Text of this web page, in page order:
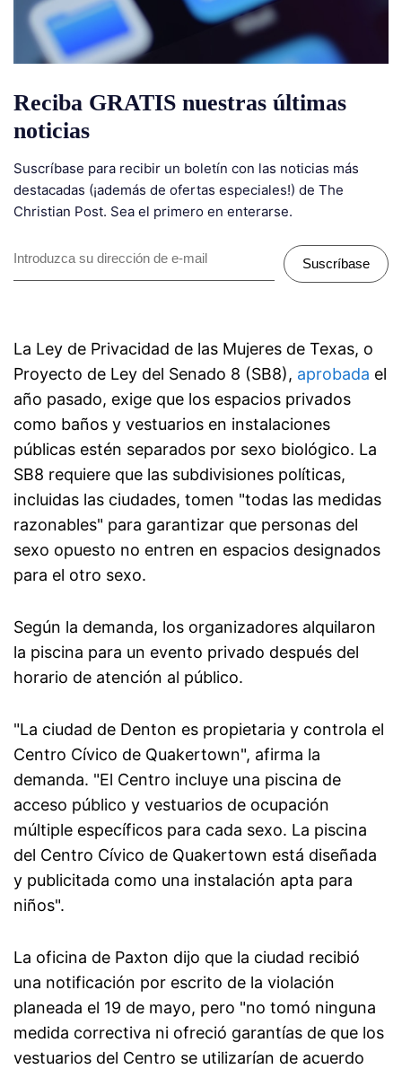
Reciba GRATIS nuestras últimas
noticias
Suscríbase para recibir un boletín con las noticias más
destacadas (¡además de ofertas especiales!) de The
Christian Post. Sea el primero en enterarse.
Suscríbase
La Ley de Privacidad de las Mujeres de Texas, o
Proyecto de Ley del Senado 8 (SB8), aprobada el
año pasado, exige que los espacios privados
como baños y vestuarios en instalaciones
públicas estén separados por sexo biológico. La
SB8 requiere que las subdivisiones políticas,
incluidas las ciudades, tomen "todas las medidas
razonables" para garantizar que personas del
sexo opuesto no entren en espacios designados
para el otro sexo.
Según la demanda, los organizadores alquilaron
la piscina para un evento privado después del
horario de atención al público.
"La ciudad de Denton es propietaria y controla el
Centro Cívico de Quakertown", afirma la
demanda. "El Centro incluye una piscina de
acceso público y vestuarios de ocupación
múltiple específicos para cada sexo. La piscina
del Centro Cívico de Quakertown está diseñada
y publicitada como una instalación apta para
niños".
La oficina de Paxton dijo que la ciudad recibió
una notificación por escrito de la violación
planeada el 19 de mayo, pero "no tomó ninguna
medida correctiva ni ofreció garantías de que los
vestuarios del Centro se utilizarían de acuerdo